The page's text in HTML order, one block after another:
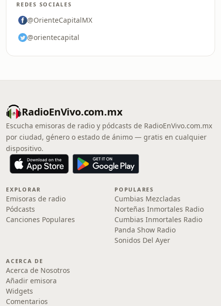
REDES SOCIALES
@OrienteCapitalMX
@orientecapital
RadioEnVivo.com.mx
Escucha emisoras de radio y pódcasts de RadioEnVivo.com.mx
por ciudad, género o estado de ánimo — gratis en cualquier
dispositivo.
EXPLORAR
Emisoras de radio
Pódcasts
Canciones Populares
POPULARES
Cumbias Mezcladas
Norteñas Inmortales Radio
Cumbias Inmortales Radio
Panda Show Radio
Sonidos Del Ayer
ACERCA DE
Acerca de Nosotros
Añadir emisora
Widgets
Comentarios